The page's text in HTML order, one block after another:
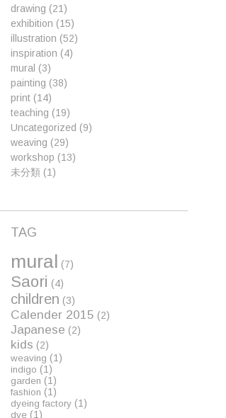
drawing (21)
exhibition (15)
illustration (52)
inspiration (4)
mural (3)
painting (38)
print (14)
teaching (19)
Uncategorized (9)
weaving (29)
workshop (13)
未分類 (1)
TAG
mural (7)
Saori (4)
children (3)
Calender 2015 (2)
Japanese (2)
kids (2)
weaving (1)
indigo (1)
garden (1)
fashion (1)
dyeing factory (1)
dye (1)